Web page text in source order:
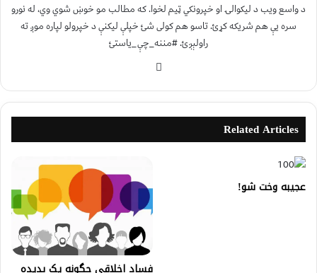
د واسع ویب د لیکوالۍ او خپرونکي ټیم لخوا. که مطالب مو خوښ شوي وي، له نورو
سره یې هم شریکه کړئ. تاسو هم کولی شئ خپلې لیکنې د خپرولو لپاره موږ ته
راولېږئ. #مننه_چې_یاستئ
Related Articles
عجيبه وخت شو!
فساد اخلاقی چگونه یک پدیده